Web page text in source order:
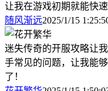
让我在游戏初期就能快
随风渐远2025/1/15
迷失传奇的开服攻略让
手常见的问题，让我能
了！